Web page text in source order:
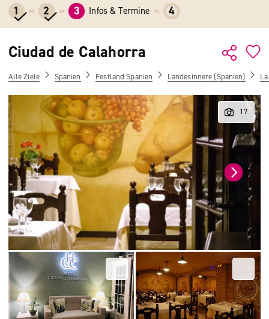
1 2 3 Infos & Termine 4
Ciudad de Calahorra
Alle Ziele Spanien Festland Spanien Landesinnere (Spanien)